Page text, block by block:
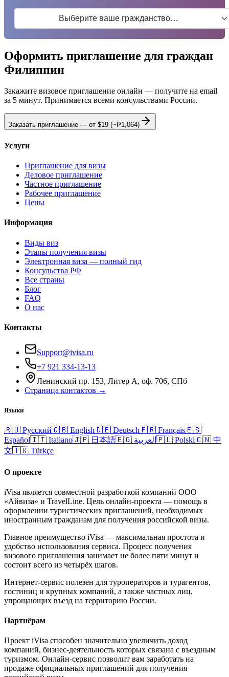
Выберите ваше гражданство…
Оформить приглашение для граждан
Филиппин
Закажите визовое приглашение онлайн — получите на email
за 5 минут. Принимается всеми консульствами России.
Заказать приглашение — от $19 (~₱1,064)
Услуги
Приглашение для визы
Деловое приглашение
Частное приглашение
Рабочее приглашение
Цены
Информация
Виды виз
Этапы получения визы
Электронная виза — полный гид
Консульства РФ
Все страны
Блог
FAQ
О нас
Контакты
Support@ivisa.ru
+7 921 334-13-13
Ленинский пр. 153, Литер А, оф. 706, СПб
Страница контактов →
Языки
🇷🇺 Русский🇬🇧 English🇩🇪 Deutsch🇫🇷 Français🇪🇸
Español🇮🇹 Italiano🇯🇵 日本語🇪🇬 العربية 🇵🇱 Polski🇨🇳 中
文🇹🇷 Türkçe
О проекте
iVisa является совместной разработкой компаний ООО
«Айвиза» и TravelLine. Цель онлайн-проекта — помощь в
оформлении туристических приглашений, необходимых
иностранным гражданам для получения российской визы.
Главное преимущество iVisa — максимальная простота и
удобство использования сервиса. Процесс получения
визового приглашения занимает не более пяти минут и
состоит всего из четырёх шагов.
Интернет-сервис полезен для туроператоров и турагентов,
гостиниц и крупных компаний, а также частных лиц,
упрощающих въезд на территорию России.
Партнёрам
Проект iVisa способен значительно увеличить доход
компаний, бизнес-деятельность которых связана с въездным
туризмом. Онлайн-сервис позволит вам заработать на
продаже официальных приглашений для получения